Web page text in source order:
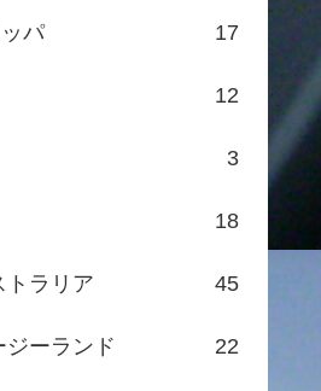
パ 17
12
3
18
トラリア 45
ーランド 22